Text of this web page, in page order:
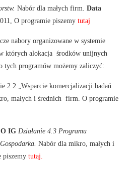
Nabór dla małych firm.Data
O programie piszemytutaj
nabory organizowane w systemie
których alokacja środków unijnych
tych programów możemy zaliczyć:
2.2 „Wsparcie komercjalizacji badań
małych i średnich firm. O programie
IG Działanie 4.3 Programu
Nabór dla mikro, małych i
piszemytutaj.